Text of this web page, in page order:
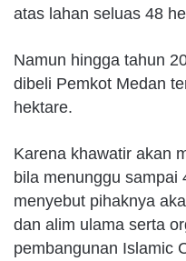
atas lahan seluas 48
Namun hingga tahun
dibeli Pemkot Medan
hektare.
Karena khawatir akan
bila menunggu sampai
menyebut pihaknya
dan alim ulama serta
pembangunan Islamic